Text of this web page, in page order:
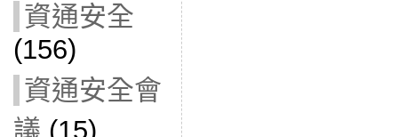
資通安全
(156)
資通安全會
議 (15)